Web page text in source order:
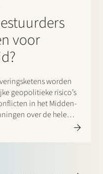
voor
worden
geopolitieke risico’s
in het Midden-
over de hele